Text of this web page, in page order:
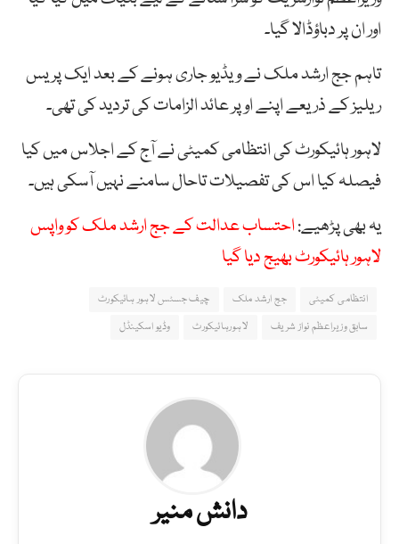
اور ان پر دباؤڈالا گیا۔
تاہم جج ارشد ملک نے ویڈیو جاری ہونے کے بعد ایک پریس
ریلیز کے ذریعے اپنے اوپر عائد الزامات کی تردید کی تھی۔
لاہور ہائیکورٹ کی انتظامی کمیٹی نے آج کے اجلاس میں کیا
فیصلہ کیا اس کی تفصیلات تاحال سامنے نہیں آسکی ہیں۔
یہ بھی پڑھیے:احتساب عدالت کے جج ارشد ملک کو واپس
لاہور ہائیکورٹ بھیج دیا گیا
انتظامی کمیٹی جج ارشد ملک
چیف جسٹس لاہور ہائیکورٹ
سابق وزیراعظم نواز شریف
لاہورہائیکورٹ وڈیو اسکینڈل
دانش منیر